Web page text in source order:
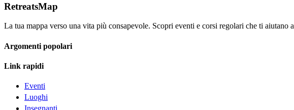
RetreatsMap
La tua mappa verso una vita più consapevole. Scopri eventi e corsi regolari che ti aiutano
Argomenti popolari
Link rapidi
Eventi
Luoghi